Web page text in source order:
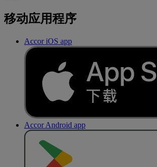
移动应用程序
Accor iOS app
Accor Android app